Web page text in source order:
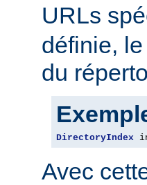
URLs
définie,
du
DirectoryIndex
Avec